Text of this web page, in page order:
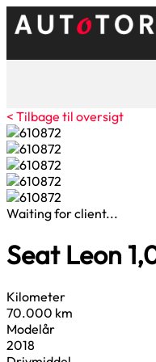
< Tilbage til oversigt
Waiting for client...
Seat Leon
Kilometer
70.000 km
Modelår
2018